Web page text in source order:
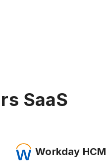
SaaS
Workday HCM